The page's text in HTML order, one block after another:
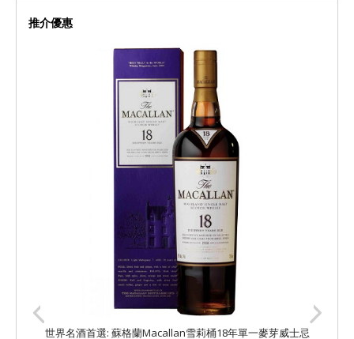
推介優惠
世界名酒首選: 蘇格蘭Macallan雪莉桶18年單一麥芽威士忌